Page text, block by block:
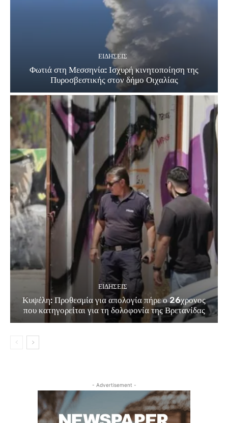
ΕΙΔΗΣΕΙΣ
Φωτιά στη Μεσσηνία: Ισχυρή κινητοποίηση της
Πυροσβεστικής στον δήμο Οιχαλίας
ΕΙΔΗΣΕΙΣ
Κυψέλη: Προθεσμία για απολογία πήρε ο 26χρονος
που κατηγορείται για τη δολοφονία της Βρετανίδας
- Advertisement -